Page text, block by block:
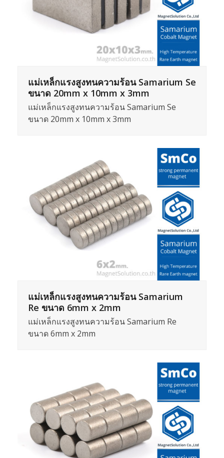
แม่เหล็กแรงสูงทนความร้อน Samarium Se
ขนาด 20mm x 10mm x 3mm
แม่เหล็กแรงสูงทนความร้อน Samarium Se
ขนาด 20mm x 10mm x 3mm
แม่เหล็กแรงสูงทนความร้อน Samarium
Re ขนาด 6mm x 2mm
แม่เหล็กแรงสูงทนความร้อน Samarium Re
ขนาด 6mm x 2mm